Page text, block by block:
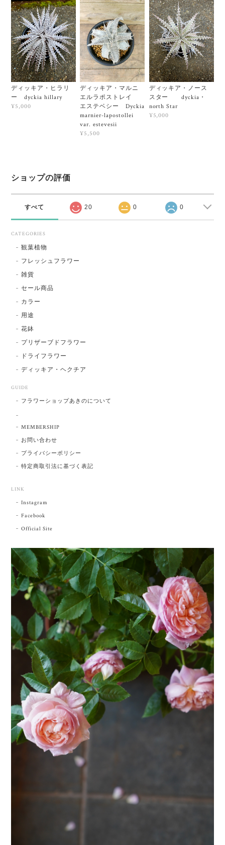
ディッキア・ヒラリ
ー dyckia hillary
¥5,000
ディッキア・マルニ
エルラポストレイ
エステベシー Dyckia
marnier-lapostollei
var. estevesii
¥5,500
ディッキア・ノース
スター dyckia・
north Star
¥5,000
ショップの評価
すべて 20 0 0
CATEGORIES
観葉植物
フレッシュフラワー
雑貨
セール商品
カラー
用途
花鉢
プリザーブドフラワー
ドライフラワー
ディッキア・ヘクチア
GUIDE
フラワーショップあきのについて
MEMBERSHIP
お問い合わせ
プライバシーポリシー
特定商取引法に基づく表記
LINK
Instagram
Facebook
Official Site